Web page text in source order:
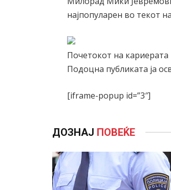
најпопуларен во текот
Почетокот на
Подоцна публиката ја
[iframe-popup id=”3″]
ДОЗНАЈ ПОВЕЌЕ